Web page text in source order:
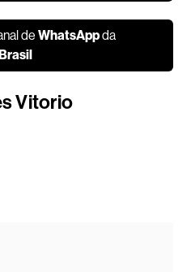
deWhatsAppda
Vitorio